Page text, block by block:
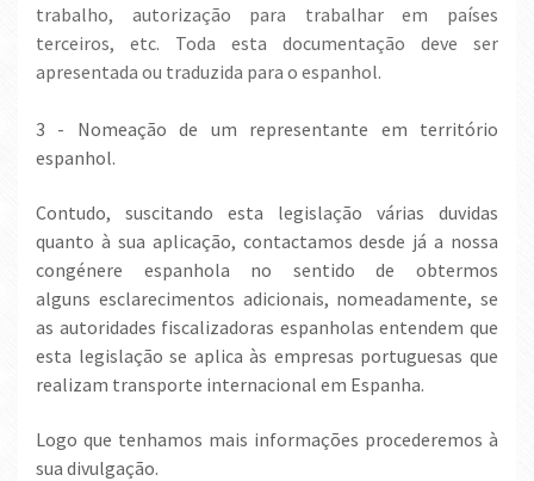
trabalho, autorização para trabalhar em países
terceiros, etc. Toda esta documentação deve ser
apresentada ou traduzida para o espanhol.
3 - Nomeação de um representante em território
espanhol.
Contudo, suscitando esta legislação várias duvidas
quanto à sua aplicação, contactamos desde já a nossa
congénere espanhola no sentido de obtermos
alguns esclarecimentos adicionais, nomeadamente, se
as autoridades fiscalizadoras espanholas entendem que
esta legislação se aplica às empresas portuguesas que
realizam transporte internacional em Espanha.
Logo que tenhamos mais informações procederemos à
sua divulgação.